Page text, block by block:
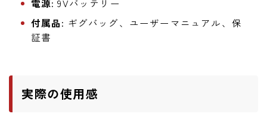
電源: 9Vバッテリー
付属品: ギグバッグ、ユーザーマニュアル、保
証書
実際の使用感